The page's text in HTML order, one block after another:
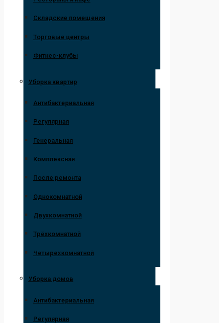
Складские помещения
Торговые центры
Фитнес-клубы
Уборка квартир
Антибактериальная
Регулярная
Генеральная
Комплексная
После ремонта
Однокомнатной
Двухкомнатной
Трёхкомнатной
Четырехкомнатной
Уборка домов
Антибактериальная
Регулярная